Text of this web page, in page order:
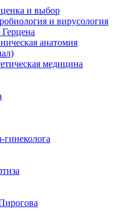
и выбор
и вирусология
анатомия
медицина
гинеколога